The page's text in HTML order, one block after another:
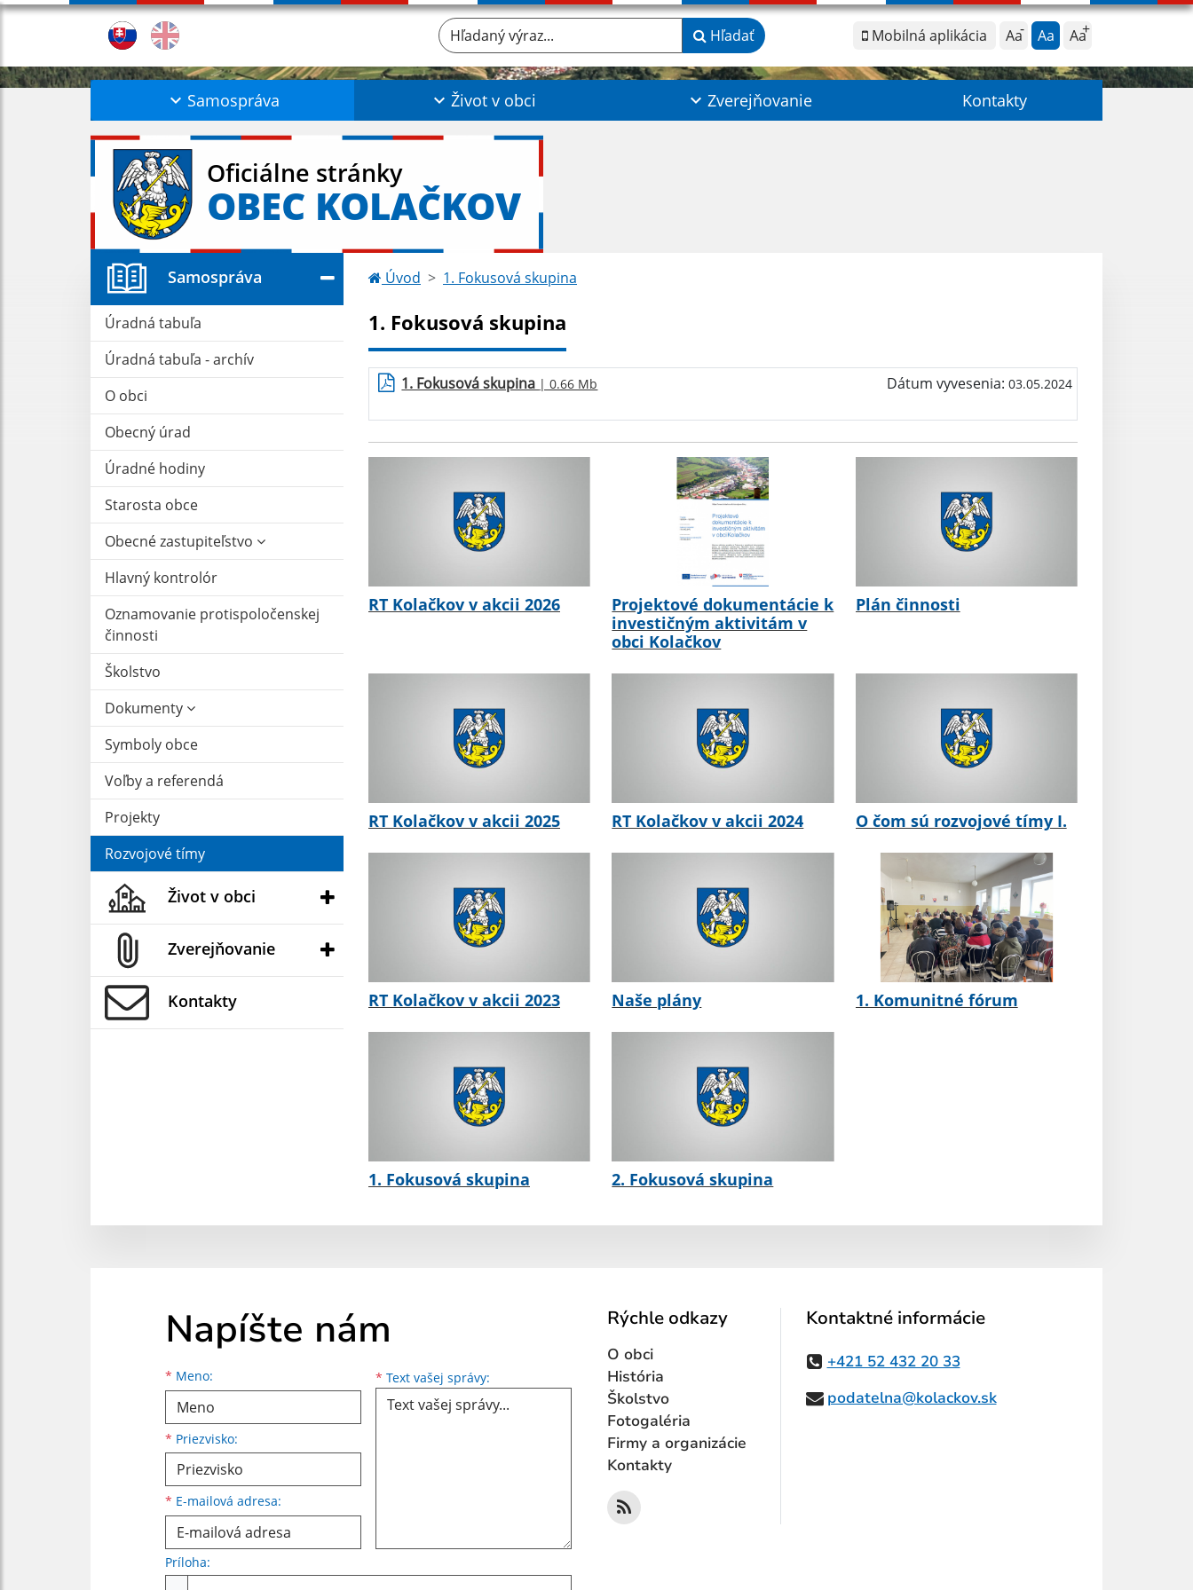
Mobilná aplikácia Aa Aa Aa
Hľadaný výraz... Hľadať
Samospráva Život v obci Zverejňovanie Kontakty
Oficiálne stránky
OBEC KOLAČKOV
Samospráva
Úradná tabuľa
Úradná tabuľa - archív
O obci
Obecný úrad
Úradné hodiny
Starosta obce
Obecné zastupiteľstvo
Hlavný kontrolór
Oznamovanie protispoločenskej
činnosti
Školstvo
Dokumenty
Symboly obce
Voľby a referendá
Projekty
Rozvojové tímy
Život v obci
Zverejňovanie
Kontakty
Úvod 1. Fokusová skupina
1. Fokusová skupina
1. Fokusová skupina | 0.66 Mb Dátum vyvesenia: 03.05.2024
RT Kolačkov v akcii 2026
Projektové dokumentácie k
investičným aktivitám v
obci Kolačkov
Plán činnosti
RT Kolačkov v akcii 2025 RT Kolačkov v akcii 2024 O čom sú rozvojové tímy I.
RT Kolačkov v akcii 2023 Naše plány 1. Komunitné fórum
1. Fokusová skupina 2. Fokusová skupina
Napíšte nám
* Meno:
Meno
* Priezvisko:
Priezvisko
* E-mailová adresa:
E-mailová adresa * Text vašej správy: Text vašej správy...
Príloha:
Rýchle odkazy
O obci
História
Školstvo
Fotogaléria
Firmy a organizácie
Kontakty
Kontaktné informácie
+421 52 432 20 33
podatelna@kolackov.sk